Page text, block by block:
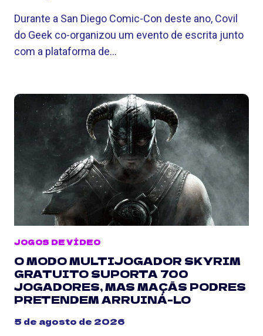
Durante a San Diego Comic-Con deste ano, Covil
do Geek co-organizou um evento de escrita junto
com a plataforma de…
JOGOS DE VÍDEO
O MODO MULTIJOGADOR SKYRIM
GRATUITO SUPORTA 700
JOGADORES, MAS MAÇÃS PODRES
PRETENDEM ARRUINÁ-LO
5 de agosto de 2026